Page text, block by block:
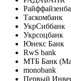
Таскомбанк
УкрСиббанк
Укрсоцбанк
Юнекс Банк
RwS bank
МТБ Банк
monobank
Первый